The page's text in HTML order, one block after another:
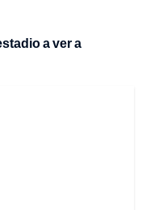
a ver a